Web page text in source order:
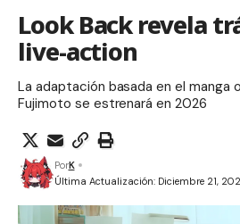
Look Back revela
live-action
La adaptación basada en el manga
Fujimoto se estrenará en 2026
Última Actualización: Diciembre 21,
PorK